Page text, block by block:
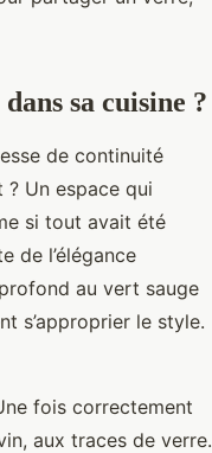
sa cuisine ?
de continuité
Un espace qui
si tout avait été
de l’élégance
au vert sauge
s’approprier le style.
fois correctement
aux traces de verre.